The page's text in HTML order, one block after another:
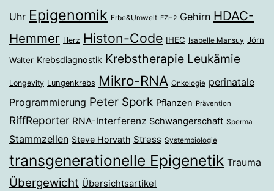
Uhr Epigenomik Erbe&Umwelt EZH2 Gehirn HDAC-
Hemmer Herz Histon-Code IHEC Isabelle Mansuy Jörn
Walter Krebsdiagnostik Krebstherapie Leukämie
Longevity Lungenkrebs Mikro-RNA Onkologie perinatale
Programmierung Peter Spork Pflanzen Prävention
RiffReporter RNA-Interferenz Schwangerschaft Sperma
Stammzellen Steve Horvath Stress Systembiologie
transgenerationelle Epigenetik Trauma
Übergewicht Übersichtsartikel